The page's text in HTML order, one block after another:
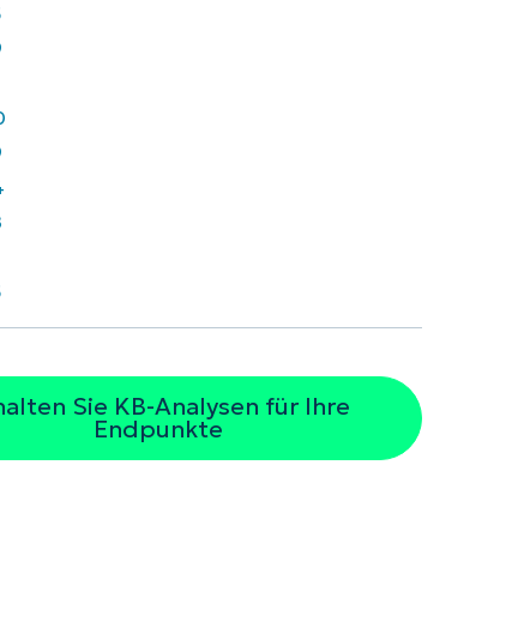
Sie KB-Analysen für Ihre
Endpunkte